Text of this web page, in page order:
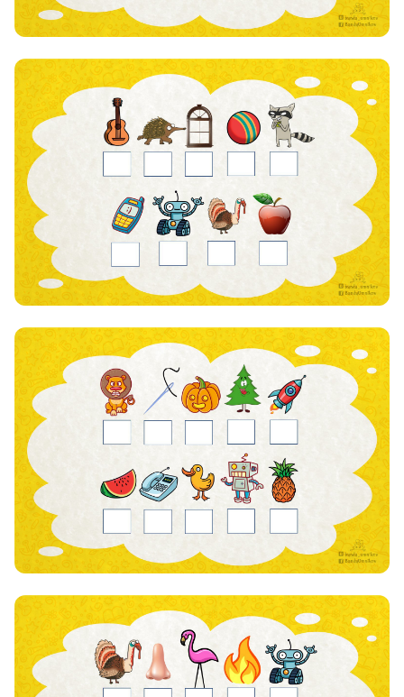
8 800 500-49-66
info@bandaumnikov.ru
«Банда умников» — студия образовательных технологий
2012 — 2026
Подписаться на рассылки